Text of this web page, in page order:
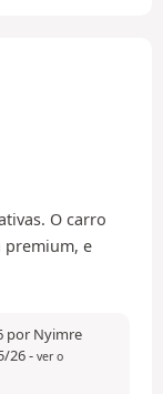
O carro
premium, e
por Nyimre
26- ver o